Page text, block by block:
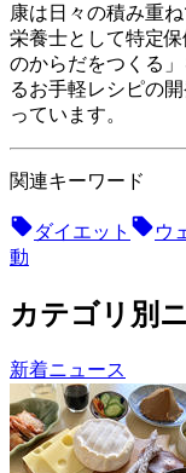
康は日々の積み重
栄養士として特定
のからだをつくる
るお手軽レシピの
っています。
関連キーワード
ダイエット ウ
動
カテゴリ別
新着ニュース